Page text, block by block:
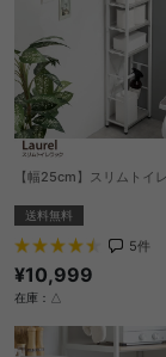
【幅25cm】スリムトイ
送料無料
5件
¥10,999
在庫：△